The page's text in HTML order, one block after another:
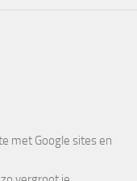
met Google sites en